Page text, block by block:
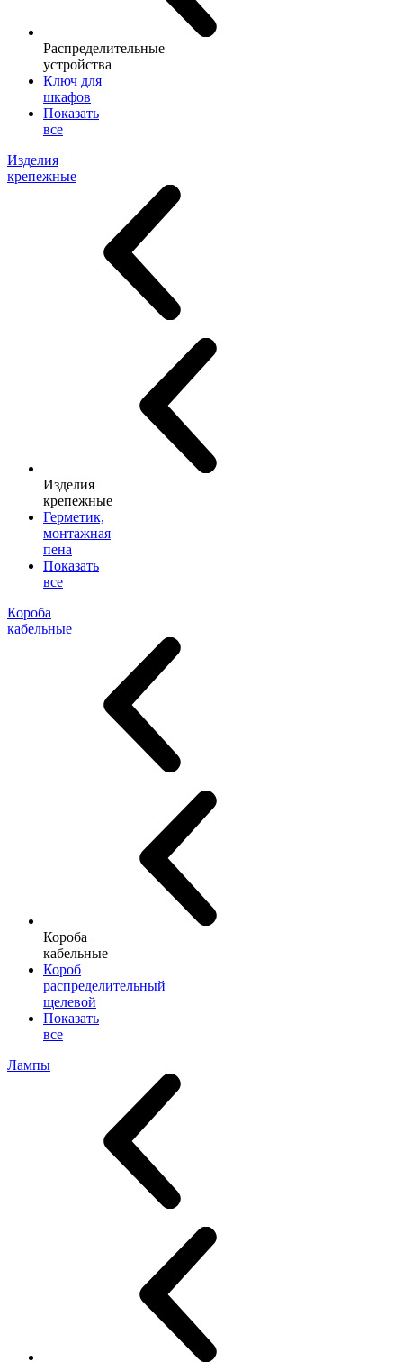
Распределительные
устройства
Ключ для
шкафов
Показать
все
Изделия
крепежные
Изделия
крепежные
Герметик,
монтажная
пена
Показать
все
Короба
кабельные
Короба
кабельные
Короб
распределительный
щелевой
Показать
все
Лампы